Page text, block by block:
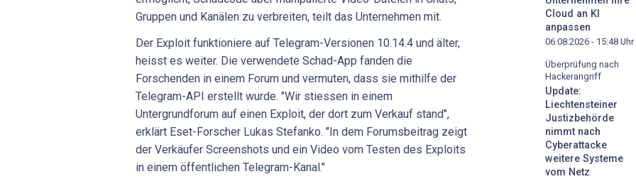
Gruppen und Kanälen zu verbreiten, teilt das Unternehmen mit.
Der Exploit funktioniere auf Telegram-Versionen 10.14.4 und älter,
heisst es weiter. Die verwendete Schad-App fanden die
Forschenden in einem Forum und vermuten, dass sie mithilfe der
Telegram-API erstellt wurde. "Wir stiessen in einem
Untergrundforum auf einen Exploit, der dort zum Verkauf stand",
erklärt Eset-Forscher Lukas Stefanko. "In dem Forumsbeitrag zeigt
der Verkäufer Screenshots und ein Video vom Testen des Exploits
in einem öffentlichen Telegram-Kanal."
Cloud an KI
anpassen
06.08.2026 - 15:48 Uhr
Überprüfung nach
Hackerangriff
Update:
Liechtensteiner
Justizbehörde
nimmt nach
Cyberattacke
weitere Systeme
vom Netz